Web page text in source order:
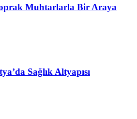
Muhtarlarla Bir Araya
Sağlık Altyapısı